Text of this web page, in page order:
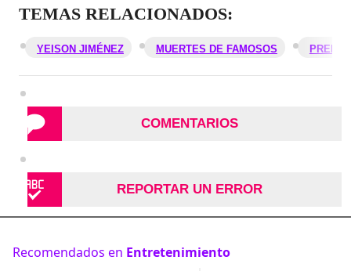
TEMAS RELACIONADOS:
YEISON JIMÉNEZ MUERTES DE FAMOSOS
COMENTARIOS
REPORTAR UN ERROR
Recomendados en Entretenimiento